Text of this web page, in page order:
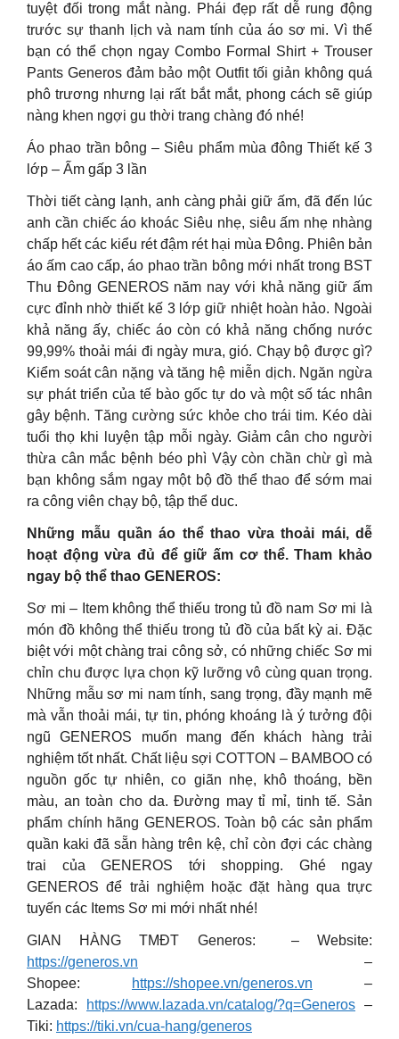
tuyệt đối trong mắt nàng. Phái đẹp rất dễ rung động
trước sự thanh lịch và nam tính của áo sơ mi. Vì thế
bạn có thể chọn ngay Combo Formal Shirt + Trouser
Pants Generos đảm bảo một Outfit tối giản không quá
phô trương nhưng lại rất bắt mắt, phong cách sẽ giúp
nàng khen ngợi gu thời trang chàng đó nhé!
Áo phao trần bông – Siêu phẩm mùa đông Thiết kế 3
lớp – Ấm gấp 3 lần
Thời tiết càng lạnh, anh càng phải giữ ấm, đã đến lúc
anh cần chiếc áo khoác Siêu nhẹ, siêu ấm nhẹ nhàng
chấp hết các kiểu rét đậm rét hại mùa Đông. Phiên bản
áo ấm cao cấp, áo phao trần bông mới nhất trong BST
Thu Đông GENEROS năm nay với khả năng giữ ấm
cực đỉnh nhờ thiết kế 3 lớp giữ nhiệt hoàn hảo. Ngoài
khả năng ấy, chiếc áo còn có khả năng chống nước
99,99% thoải mái đi ngày mưa, gió. Chạy bộ được gì?
Kiểm soát cân nặng và tăng hệ miễn dịch. Ngăn ngừa
sự phát triển của tế bào gốc tự do và một số tác nhân
gây bệnh. Tăng cường sức khỏe cho trái tim. Kéo dài
tuổi thọ khi luyện tập mỗi ngày. Giảm cân cho người
thừa cân mắc bệnh béo phì Vậy còn chần chừ gì mà
bạn không sắm ngay một bộ đồ thể thao để sớm mai
ra công viên chạy bộ, tập thể duc.
Những mẫu quần áo thể thao vừa thoải mái, dễ
hoạt động vừa đủ để giữ ấm cơ thể. Tham khảo
ngay bộ thể thao GENEROS:
Sơ mi – Item không thể thiếu trong tủ đồ nam Sơ mi là
món đồ không thể thiếu trong tủ đồ của bất kỳ ai. Đặc
biệt với một chàng trai công sở, có những chiếc Sơ mi
chỉn chu được lựa chọn kỹ lưỡng vô cùng quan trọng.
Những mẫu sơ mi nam tính, sang trọng, đầy mạnh mẽ
mà vẫn thoải mái, tự tin, phóng khoáng là ý tưởng đội
ngũ GENEROS muốn mang đến khách hàng trải
nghiệm tốt nhất. Chất liệu sợi COTTON – BAMBOO có
nguồn gốc tự nhiên, co giãn nhẹ, khô thoáng, bền
màu, an toàn cho da. Đường may tỉ mỉ, tinh tế. Sản
phẩm chính hãng GENEROS. Toàn bộ các sản phẩm
quần kaki đã sẵn hàng trên kệ, chỉ còn đợi các chàng
trai của GENEROS tới shopping. Ghé ngay
GENEROS để trải nghiệm hoặc đặt hàng qua trực
tuyến các Items Sơ mi mới nhất nhé!
GIAN HÀNG TMĐT Generos: – Website:
https://generos.vn –
Shopee:
https://shopee.vn/generos.vn –
Lazada:
https://www.lazada.vn/catalog/?q=Generos –
Tiki: https://tiki.vn/cua-hang/generos